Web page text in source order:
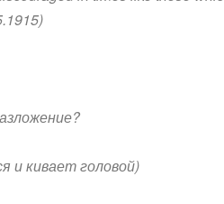
и кивает головой)